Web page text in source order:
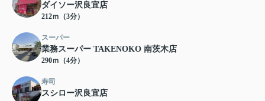
ダイソー沢良宜店
212ｍ（3分）
スーパー
業務スーパー TAKENOKO 南茨木店
290ｍ（4分）
寿司
スシロー沢良宜店